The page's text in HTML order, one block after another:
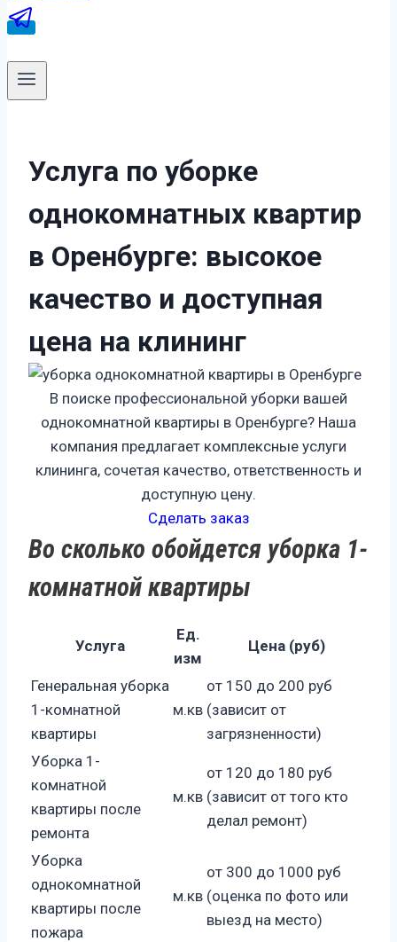
Услуга по уборке
однокомнатных квартир
в Оренбурге: высокое
качество и доступная
цена на клининг
В поиске профессиональной уборки вашей
однокомнатной квартиры в Оренбурге? Наша
компания предлагает комплексные услуги
клининга, сочетая качество, ответственность и
доступную цену.
Сделать заказ
Во сколько обойдется уборка 1-
комнатной квартиры
Услуга
Ед.
изм
Цена (руб)
Генеральная уборка
1-комнатной
квартиры
м.кв
от 150 до 200 руб
(зависит от
загрязненности)
Уборка 1-
комнатной
квартиры после
ремонта
м.кв
от 120 до 180 руб
(зависит от того кто
делал ремонт)
Уборка
однокомнатной
квартиры после
пожара
м.кв
от 300 до 1000 руб
(оценка по фото или
выезд на место)